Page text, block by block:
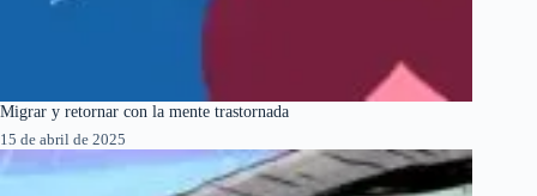
Migrar y retornar con la mente trastornada
15 de abril de 2025